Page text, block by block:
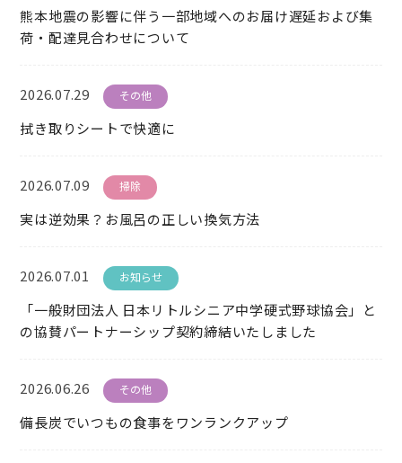
熊本地震の影響に伴う一部地域へのお届け遅延および集
荷・配達見合わせについて
2026.07.29 その他
拭き取りシートで快適に
2026.07.09 掃除
実は逆効果？お風呂の正しい換気方法
2026.07.01 お知らせ
「一般財団法人 日本リトルシニア中学硬式野球協会」と
の協賛パートナーシップ契約締結いたしました
2026.06.26 その他
備長炭でいつもの食事をワンランクアップ